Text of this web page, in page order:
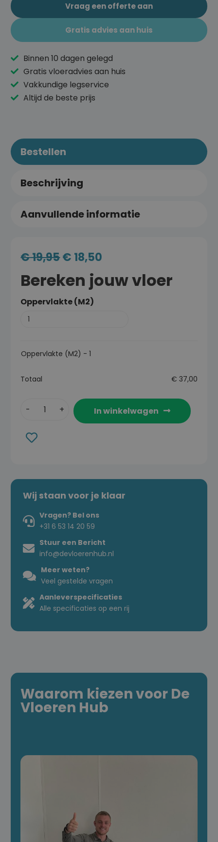
Vraag een offerte aan
Gratis advies aan huis
Binnen 10 dagen gelegd
Gratis vloeradvies aan huis
Vakkundige legservice
Altijd de beste prijs
Bestellen
Beschrijving
Aanvullende informatie
€19,95€ 18,50
Bereken jouw vloer
Oppervlakte (M2)
Oppervlakte (M2) -1
Totaal € 37,00
In winkelwagen
Wij staan voor je klaar
Vragen? Bel ons
+31 6 53 14 20 59
Stuur een Bericht
info@devloerenhub.nl
Meer weten?
Veel gestelde vragen
Aanleverspecificaties
Alle specificaties op een rij
Waarom kiezen voor De
Vloeren Hub